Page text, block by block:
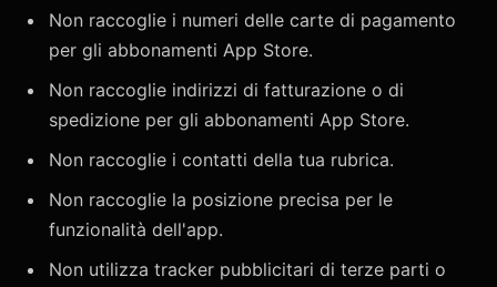
Non raccoglie i numeri delle carte di pagamento
per gli abbonamenti App Store.
Non raccoglie indirizzi di fatturazione o di
spedizione per gli abbonamenti App Store.
Non raccoglie i contatti della tua rubrica.
Non raccoglie la posizione precisa per le
funzionalità dell'app.
Non utilizza tracker pubblicitari di terze parti o